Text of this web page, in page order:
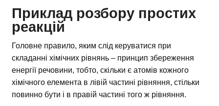
Приклад розбору простих
реакцій
Головне правило, яким слід керуватися при
складанні хімічних рівнянь – принцип збереження
енергії речовини, тобто, скільки є атомів кожного
хімічного елемента в лівій частині рівняння, стільки
повинно бути і в правій частині того ж рівняння.